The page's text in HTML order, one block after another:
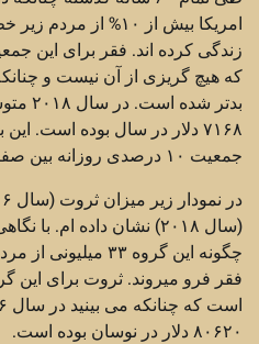
امریکا بیش از ۱۰%
زندگی کرده اند. فقر برای
که هیچ گریزی از آن نیست و
بدتر
۷۱۶۸ دلار در سال بوده است.
جمعیت ۱۰ درصدی روزانه بین صفر تا کمتر از ۲۰ دلار بوده است.
(سال ۲۰۱۸) نشان داده ام.
چگونه این گروه ۳۳
فقر فرو میروند. ثروت برای این
۸۰۶۲۰ دلار در نوسان بوده است.